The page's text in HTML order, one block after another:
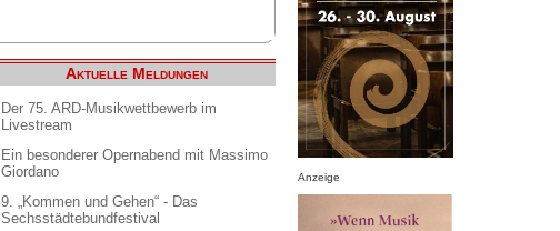
Aktuelle Meldungen
Der 75. ARD-Musikwettbewerb im
Livestream
Ein besonderer Opernabend mit Massimo
Giordano
9. „Kommen und Gehen“ - Das
Sechsstädtebundfestival
Anzeige